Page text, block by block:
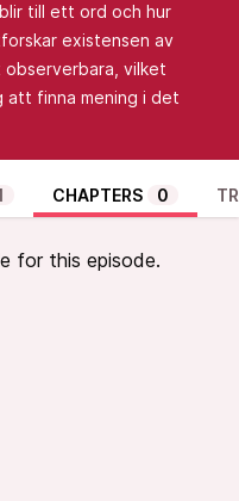
till ett ord och hur
existensen av
vilket
att finna mening i det
CHAPTERS 0
for this episode.